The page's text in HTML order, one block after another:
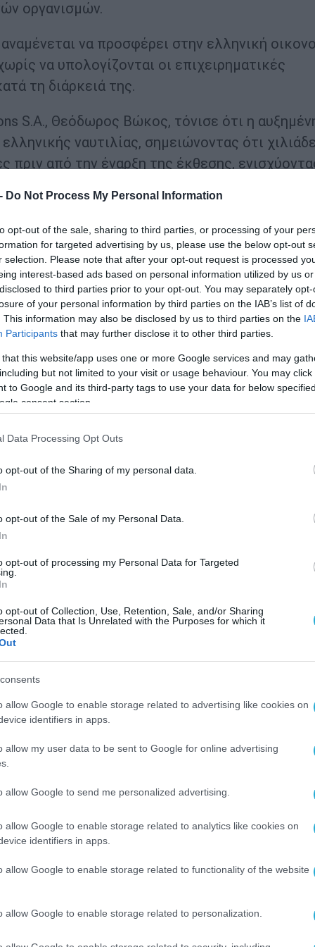
Do Not Process My Personal Information
opt-out of the sale, sharing to third parties, or processing of your
for targeted advertising by us, please use the below opt-out
selection. Please note that after your opt-out request is processed
interest-based ads based on personal information utilized by us
to third parties prior to your opt-out. You may separately
of your personal information by third parties on the IAB’s list of
This information may also be disclosed by us to third parties on the
Participants that may further disclose it to other third parties.
that this website/app uses one or more Google services and may
but not limited to your visit or usage behaviour. You may
to Google and its third-party tags to use your data for below
consent section.
Data Processing Opt Outs
opt-out of the Sharing of my personal data.
opt-out of the Sale of my Personal Data.
opt-out of processing my Personal Data for Targeted
opt-out of Collection, Use, Retention, Sale, and/or Sharing
Data that Is Unrelated with the Purposes for which it
allow Google to enable storage related to advertising like cookies on
identifiers in apps.
allow my user data to be sent to Google for online advertising
allow Google to send me personalized advertising.
allow Google to enable storage related to analytics like cookies on
identifiers in apps.
allow Google to enable storage related to functionality of the website
allow Google to enable storage related to personalization.
οργανισμών.
να προσφέρει στην ελληνική
να υπολογίζονται οι επιχειρηματικές
τη διάρκειά της.
S.A., Θεόδωρος Βώκος, τόνισε ότι η
ναυτιλίας, σημειώνοντας ότι
από την έναρξη της έκθεσης,
την οικονομική δραστηριότητα.
ημέρας
η τεχνητή νοημοσύνη, η οποία
στόλων.
AI ειδικά σχεδιασμένες για τη
που σχετίζονται με τη μείωση των
ρύπων.
των ταξιδιών, την προγνωστική
απόδοσης των πλοίων μέσω των λεγόμενων
να αναλύουν σε πραγματικό χρόνο
της θάλασσας, την απόδοση των μηχανών και
για κάθε πλοίο.
Shipping, η οποία μέσω λύσεων
της τάξης του 5%-7%,
αποτύπωμα.
των φετινών Ποσειδωνίων.
συνεδριακές εκδηλώσεις και forums που
και τα εναλλακτικά καύσιμα
μεταφορών και τη διαχείριση
αυστηρότεροι περιβαλλοντικοί
εργαλείο ανάπτυξης αλλά και αναγκαία
στη Μέση Ανατολή, οι οποίες
προβληματισμούς που δημιούργησε η